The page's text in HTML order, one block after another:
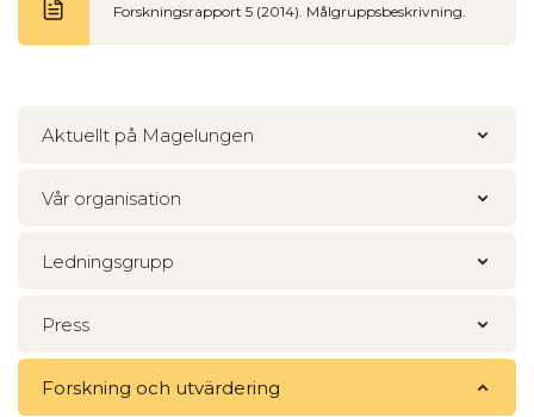
Aktuellt på Magelungen
Vår organisation
Ledningsgrupp
Press
Forskning och utvärdering
Forskningsrapport 5 (2014). Målgruppsbeskrivning.